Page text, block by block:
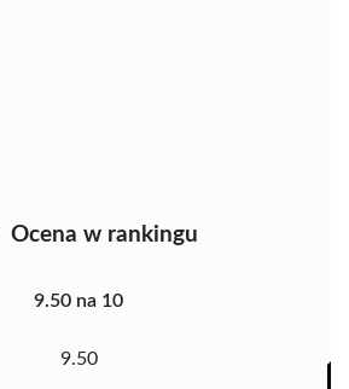
Ocena w rankingu
9.50 na 10
9.50